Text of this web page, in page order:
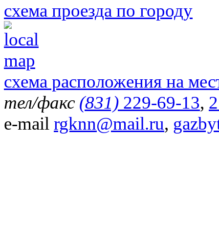
схема проезда по городу
схема расположения на
тел/факс (831) 229-69-13,
e-mail rgknn@mail.ru,